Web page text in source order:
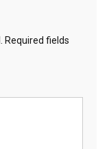
Required fields